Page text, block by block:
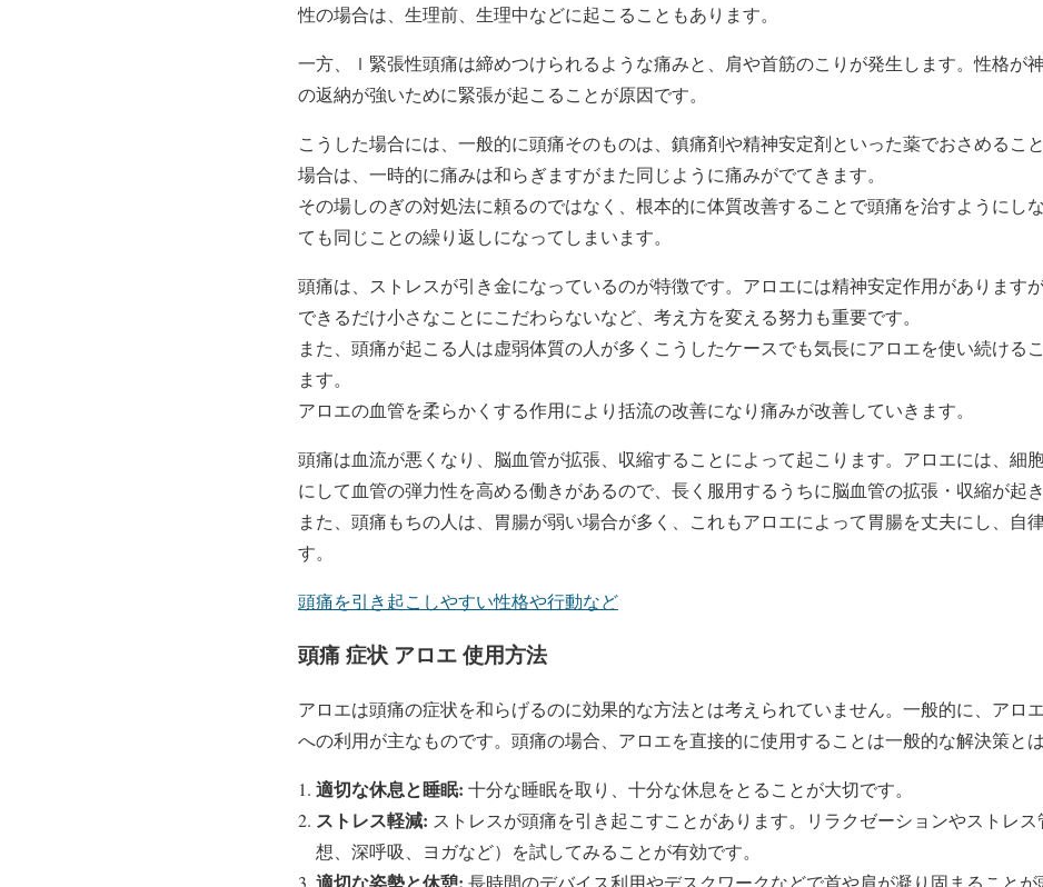
性の場合は、生理前、生理中などに起こることもあります。
一方、ｌ緊張性頭痛は締めつけられるような痛みと、肩や首筋のこりが発生します。性格が
の返納が強いために緊張が起こることが原因です。
こうした場合には、一般的に頭痛そのものは、鎮痛剤や精神安定剤といった薬でおさめるこ
場合は、一時的に痛みは和らぎますがまた同じように痛みがでてきます。
その場しのぎの対処法に頼るのではなく、根本的に体質改善することで頭痛を治すようにし
ても同じことの繰り返しになってしまいます。
頭痛は、ストレスが引き金になっているのが特徴です。アロエには精神安定作用がありますが
できるだけ小さなことにこだわらないなど、考え方を変える努力も重要です。
また、頭痛が起こる人は虚弱体質の人が多くこうしたケースでも気長にアロエを使い続ける
ます。
アロエの血管を柔らかくする作用により括流の改善になり痛みが改善していきます。
頭痛は血流が悪くなり、脳血管が拡張、収縮することによって起こります。アロエには、細
にして血管の弾力性を高める働きがあるので、長く服用するうちに脳血管の拡張・収縮が起き
また、頭痛もちの人は、胃腸が弱い場合が多く、これもアロエによって胃腸を丈夫にし、自
す。
頭痛を引き起こしやすい性格や行動など
頭痛 症状 アロエ 使用方法
アロエは頭痛の症状を和らげるのに効果的な方法とは考えられていません。一般的に、アロ
への利用が主なものです。頭痛の場合、アロエを直接的に使用することは一般的な解決策とは
適切な休息と睡眠: 十分な睡眠を取り、十分な休息をとることが大切です。
ストレス軽減: ストレスが頭痛を引き起こすことがあります。リラクゼーションやストレ
想、深呼吸、ヨガなど）を試してみることが有効です。
長時間のデバイス利用やデスクワークなどで首や肩が凝り固まることが